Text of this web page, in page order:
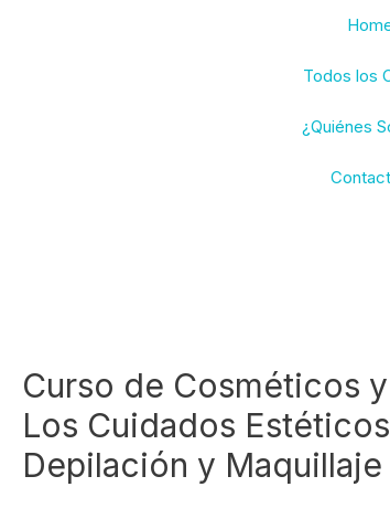
Todos los
¿Quiénes
Curso de Cosméticos
Los Cuidados
Depilación y Maquillaje